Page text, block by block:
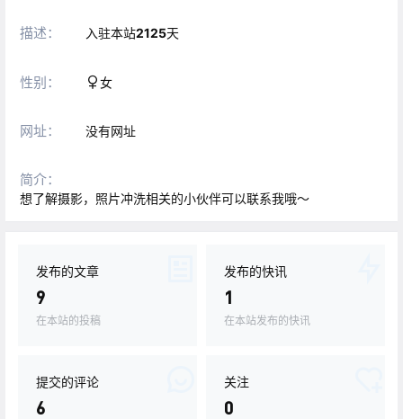
描述： 入驻本站2125天
性别： 女
网址： 没有网址
简介：
想了解摄影，照片冲洗相关的小伙伴可以联系我哦～
发布的文章
9
在本站的投稿
发布的快讯
1
在本站发布的快讯
提交的评论
6
关注
0